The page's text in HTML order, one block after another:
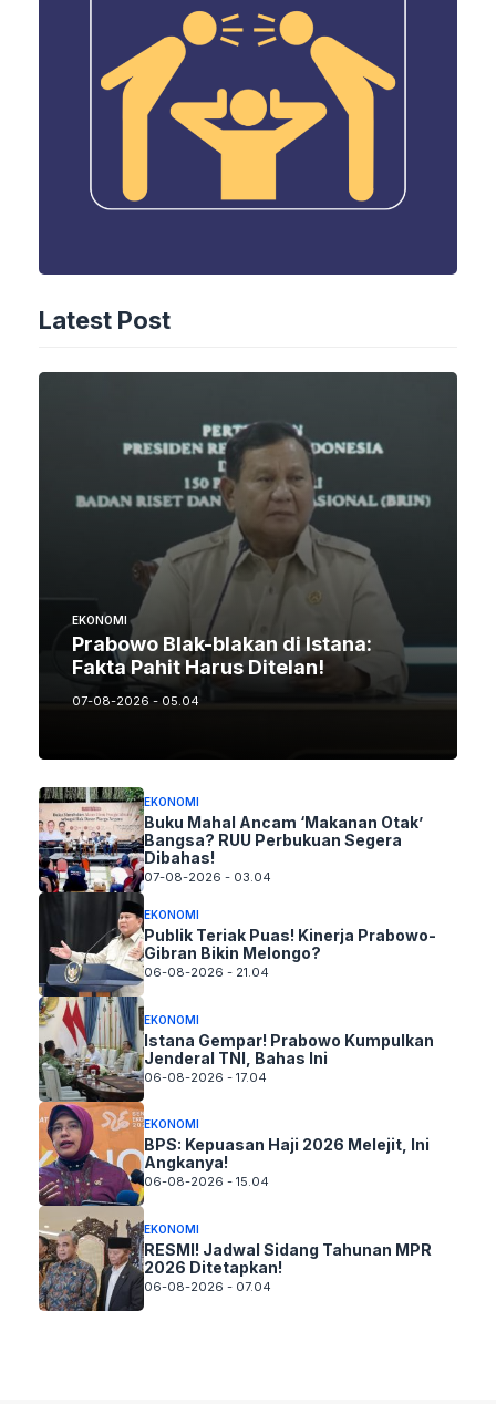
Latest Post
EKONOMI
Prabowo Blak-blakan di Istana:
Fakta Pahit Harus Ditelan!
07-08-2026 - 05.04
EKONOMI
Buku Mahal Ancam ‘Makanan Otak’
Bangsa? RUU Perbukuan Segera
Dibahas!
07-08-2026 - 03.04
EKONOMI
Publik Teriak Puas! Kinerja Prabowo-
Gibran Bikin Melongo?
06-08-2026 - 21.04
EKONOMI
Istana Gempar! Prabowo Kumpulkan
Jenderal TNI, Bahas Ini
06-08-2026 - 17.04
EKONOMI
BPS: Kepuasan Haji 2026 Melejit, Ini
Angkanya!
06-08-2026 - 15.04
EKONOMI
RESMI! Jadwal Sidang Tahunan MPR
2026 Ditetapkan!
06-08-2026 - 07.04